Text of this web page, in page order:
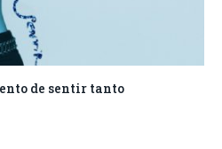
de sentir tanto